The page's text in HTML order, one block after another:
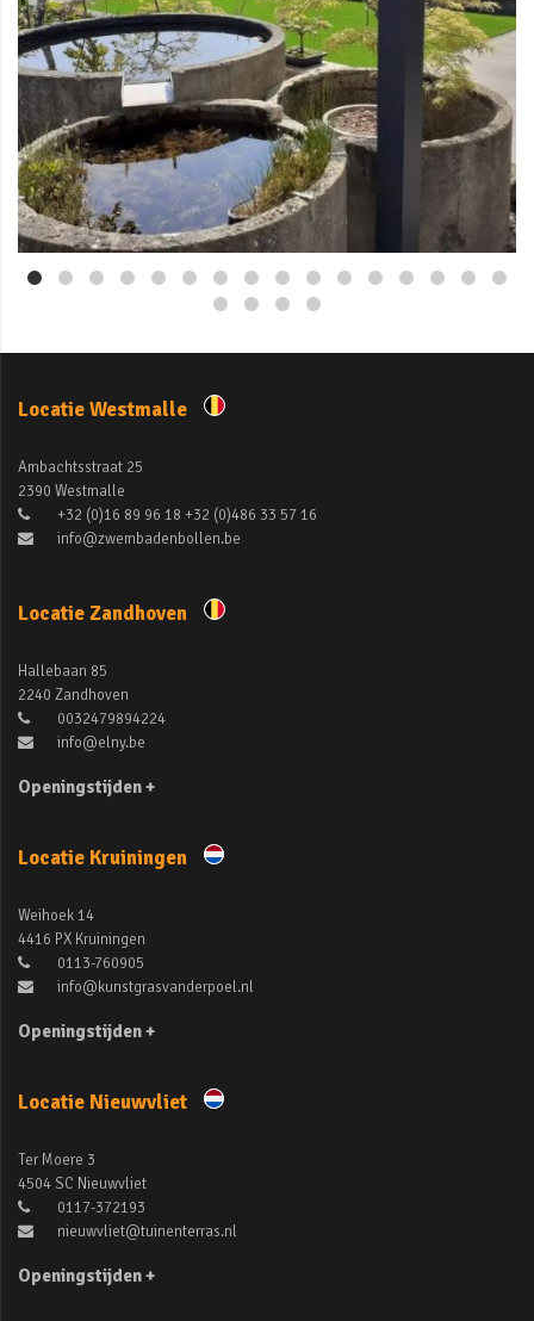
Mei 3
Locatie Westmalle
Ambachtsstraat 25
2390 Westmalle
+32 (0)16 89 96 18 +32 (0)486 33 57 16
info@zwembadenbollen.be
Locatie Zandhoven
Hallebaan 85
2240 Zandhoven
0032479894224
info@elny.be
Openingstijden +
Locatie Kruiningen
Weihoek 14
4416 PX Kruiningen
0113-760905
info@kunstgrasvanderpoel.nl
Openingstijden +
Locatie Nieuwvliet
Ter Moere 3
4504 SC Nieuwvliet
0117-372193
nieuwvliet@tuinenterras.nl
Openingstijden +